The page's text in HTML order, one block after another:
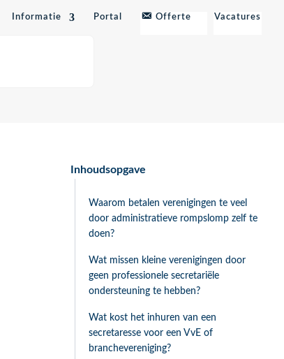
Informatie Portal Offerte Vacatures
Inhoudsopgave
Waarom betalen verenigingen te veel
door administratieve rompslomp zelf te
doen?
Wat missen kleine verenigingen door
geen professionele secretariële
ondersteuning te hebben?
Wat kost het inhuren van een
secretaresse voor een VvE of
branchevereniging?